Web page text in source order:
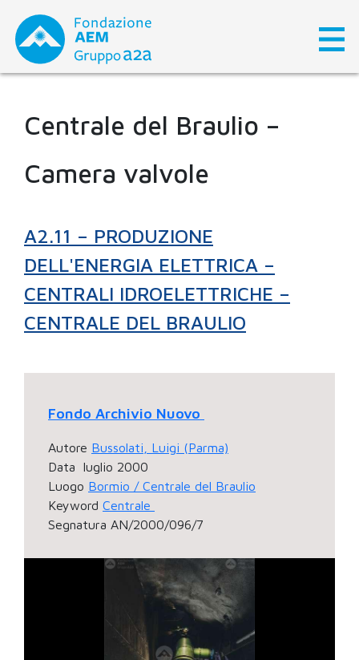
content
Centrale del Braulio –
Camera valvole
A2.11 – PRODUZIONE
DELL'ENERGIA ELETTRICA –
CENTRALI IDROELETTRICHE –
CENTRALE DEL BRAULIO
Fondo Archivio Nuovo
Autore Bussolati, Luigi (Parma)
Data luglio 2000
Luogo Bormio / Centrale del Braulio
Keyword Centrale
Segnatura AN/2000/096/7